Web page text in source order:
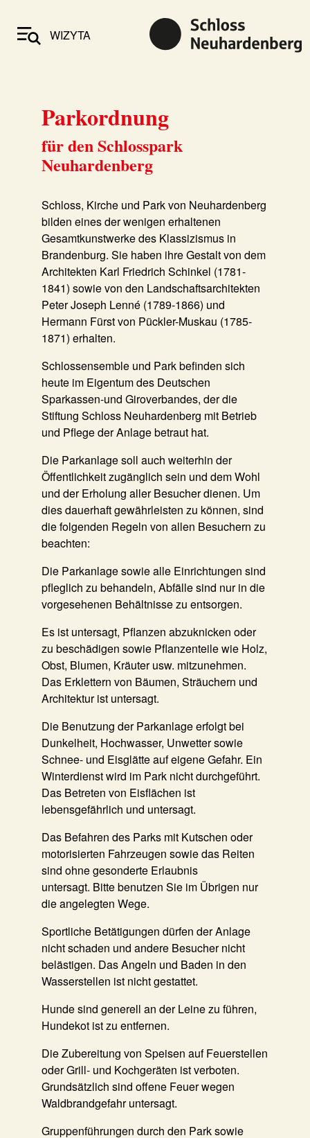
WIZYTA
Parkordnung
für den Schlosspark
Neuhardenberg
Schloss, Kirche und Park von Neuhardenberg
bilden eines der wenigen erhaltenen
Gesamtkunstwerke des Klassizismus in
Brandenburg. Sie haben ihre Gestalt von dem
Architekten Karl Friedrich Schinkel (1781-
1841) sowie von den Landschaftsarchitekten
Peter Joseph Lenné (1789-1866) und
Hermann Fürst von Pückler-Muskau (1785-
1871) erhalten.
Schlossensemble und Park befinden sich
heute im Eigentum des Deutschen
Sparkassen-und Giroverbandes, der die
Stiftung Schloss Neuhardenberg mit Betrieb
und Pflege der Anlage betraut hat.
Die Parkanlage soll auch weiterhin der
Öffentlichkeit zugänglich sein und dem Wohl
und der Erholung aller Besucher dienen. Um
dies dauerhaft gewährleisten zu können, sind
die folgenden Regeln von allen Besuchern zu
beachten:
Die Parkanlage sowie alle Einrichtungen sind
pfleglich zu behandeln, Abfälle sind nur in die
vorgesehenen Behältnisse zu entsorgen.
Es ist untersagt, Pflanzen abzuknicken oder
zu beschädigen sowie Pflanzenteile wie Holz,
Obst, Blumen, Kräuter usw. mitzunehmen.
Das Erklettern von Bäumen, Sträuchern und
Architektur ist untersagt.
Die Benutzung der Parkanlage erfolgt bei
Dunkelheit, Hochwasser, Unwetter sowie
Schnee- und Eisglätte auf eigene Gefahr. Ein
Winterdienst wird im Park nicht durchgeführt.
Das Betreten von Eisflächen ist
lebensgefährlich und untersagt.
Das Befahren des Parks mit Kutschen oder
motorisierten Fahrzeugen sowie das Reiten
sind ohne gesonderte Erlaubnis
untersagt. Bitte benutzen Sie im Übrigen nur
die angelegten Wege.
Sportliche Betätigungen dürfen der Anlage
nicht schaden und andere Besucher nicht
belästigen. Das Angeln und Baden in den
Wasserstellen ist nicht gestattet.
Hunde sind generell an der Leine zu führen,
Hundekot ist zu entfernen.
Die Zubereitung von Speisen auf Feuerstellen
oder Grill- und Kochgeräten ist verboten.
Grundsätzlich sind offene Feuer wegen
Waldbrandgefahr untersagt.
Gruppenführungen durch den Park sowie